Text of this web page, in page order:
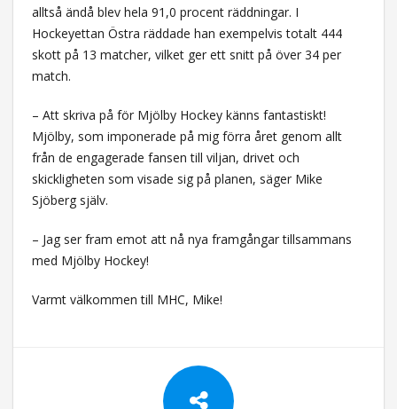
alltså ändå blev hela 91,0 procent räddningar. I
Hockeyettan Östra räddade han exempelvis totalt 444
skott på 13 matcher, vilket ger ett snitt på över 34 per
match.
– Att skriva på för Mjölby Hockey känns fantastiskt!
Mjölby, som imponerade på mig förra året genom allt
från de engagerade fansen till viljan, drivet och
skickligheten som visade sig på planen, säger Mike
Sjöberg själv.
– Jag ser fram emot att nå nya framgångar tillsammans
med Mjölby Hockey!
Varmt välkommen till MHC, Mike!